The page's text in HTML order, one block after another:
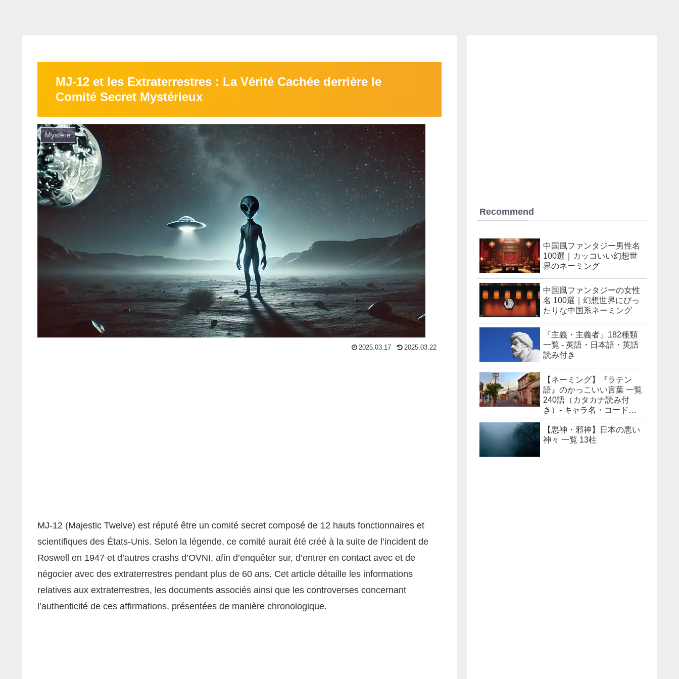
MJ‑12 et les Extraterrestres : La Vérité Cachée derrière le
Comité Secret Mystérieux
Mystère
2025.03.17 2025.03.22
MJ‑12 (Majestic Twelve) est réputé être un comité secret composé de 12 hauts fonctionnaires et
scientifiques des États-Unis. Selon la légende, ce comité aurait été créé à la suite de l’incident de
Roswell en 1947 et d’autres crashs d’OVNI, afin d’enquêter sur, d’entrer en contact avec et de
négocier avec des extraterrestres pendant plus de 60 ans. Cet article détaille les informations
relatives aux extraterrestres, les documents associés ainsi que les controverses concernant
l’authenticité de ces affirmations, présentées de manière chronologique.
Recommend
中国風ファンタジー男性名
100選｜カッコいい幻想世
界のネーミング
中国風ファンタジーの女性
名 100選｜幻想世界にぴっ
たりな中国系ネーミング
『主義・主義者』182種類
一覧 - 英語・日本語・英語
読み付き
【ネーミング】『ラテン
語』のかっこいい言葉 一覧
240語（カタカナ読み付
き）- キャラ名・コードネ
ーム・チーム名などに
【悪神・邪神】日本の悪い
神々 一覧 13柱